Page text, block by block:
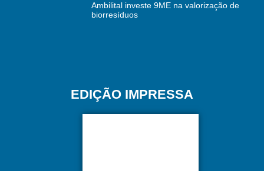
Ambilital investe 9ME na valorização de
biorresíduos
EDIÇÃO IMPRESSA